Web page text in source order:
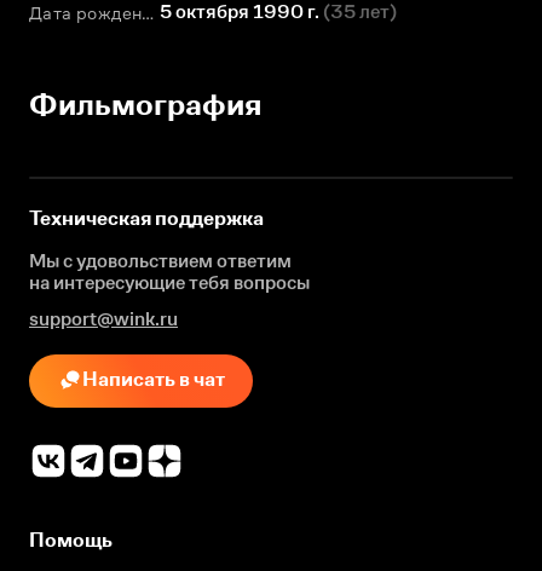
Дата рождения 5 октября 1990 г. (35 лет)
Фильмография
Техническая поддержка
Мы с удовольствием ответим
на интересующиетебя вопросы
support@wink.ru
Написать в чат
Помощь